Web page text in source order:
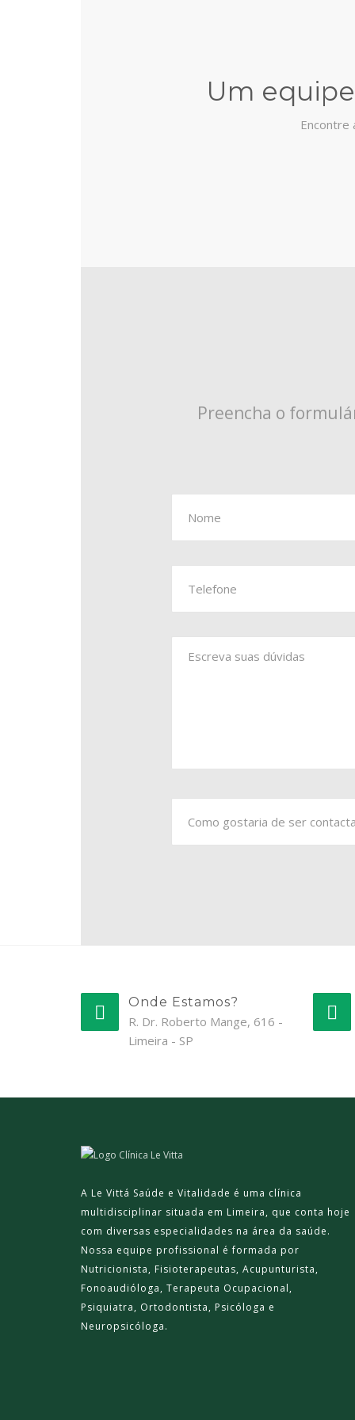
Um
Encontre
Preencha o
Onde Estamos?
R. Dr. Roberto Mange, 616 -
Limeira - SP
A Le Vittá Saúde e Vitalidade é uma clínica
multidisciplinar situada em Limeira, que conta hoje
com diversas especialidades na área da saúde.
Nossa equipe profissional é formada por
Nutricionista, Fisioterapeutas, Acupunturista,
Fonoaudióloga, Terapeuta Ocupacional,
Psiquiatra, Ortodontista, Psicóloga e
Neuropsicóloga.